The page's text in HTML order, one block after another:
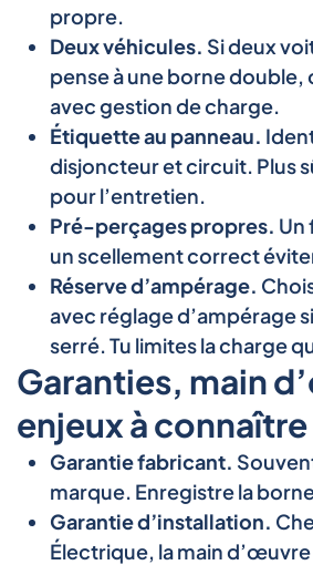
propre.
Deux véhicules. Si deux
pense à une borne double,
avec gestion de charge.
Étiquette au panneau.
disjoncteur et circuit. Plus
pour l’entretien.
Pré-perçages propres. Un
un scellement correct
Réserve d’ampérage.
avec réglage d’ampérage
serré. Tu limites la charge
Garanties, main
enjeux à connaître
Garantie fabricant.
marque. Enregistre la
Garantie d’installation.
Électrique, la main